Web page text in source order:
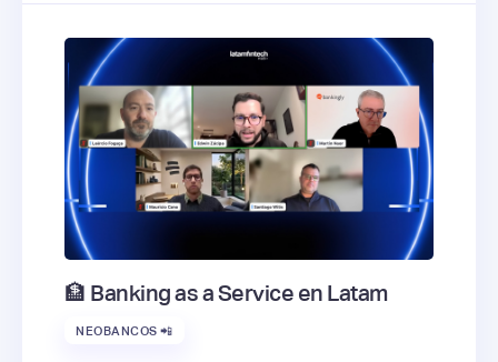
🏦 Banking as a Service en Latam
NEOBANCOS 📲